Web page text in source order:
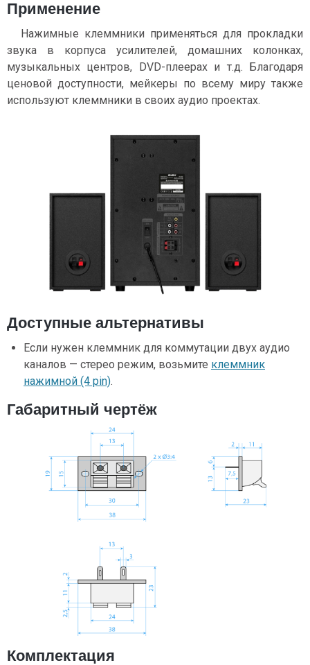
Применение
Нажимные клеммники применяться для прокладки
звука в корпуса усилителей, домашних колонках,
музыкальных центров, DVD-плеерах и т.д. Благодаря
ценовой доступности, мейкеры по всему миру также
используют клеммники в своих аудио проектах.
Доступные альтернативы
Если нужен клеммник для коммутации двух аудио
каналов — стерео режим, возьмите клеммник
нажимной (4 pin).
Габаритный чертёж
Комплектация